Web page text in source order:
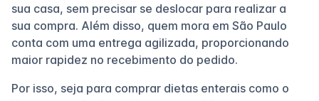
sua casa, sem precisar se deslocar para realizar a
sua compra. Além disso, quem mora em São Paulo
conta com uma entrega agilizada, proporcionando
maior rapidez no recebimento do pedido.
Por isso, seja para comprar dietas enterais como o